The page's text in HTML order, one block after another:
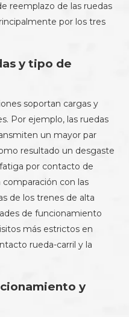
reemplazo de las ruedas
por los tres
y tipo de
soportan cargas y
Por ejemplo, las ruedas
un mayor par
resultado un desgaste
por contacto de
con las
de los trenes de alta
de funcionamiento
más estrictos en
rueda-carril y la
y